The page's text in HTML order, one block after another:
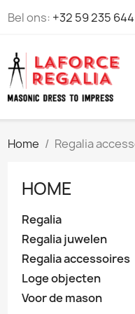
Bel ons: +32 59 235 644
Home Regalia
HOME
Regalia
Regalia juwelen
Regalia accessoires
Loge objecten
Voor de mason